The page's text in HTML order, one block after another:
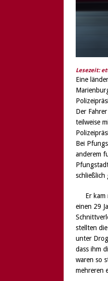
Lesezeit:
Eine
Der
teilweise
Bei
anderem
schließlich
Er
einen 29
stellten
unter
dass ihm
waren so
mehreren